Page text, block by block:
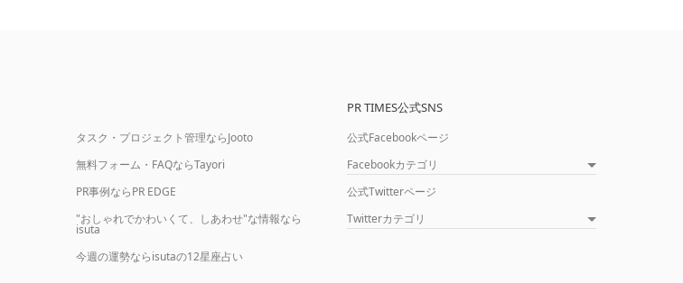
タスク・プロジェクト管理ならJooto
無料フォーム・FAQならTayori
PR事例ならPR EDGE
"おしゃれでかわいくて、しあわせ"な情報なら
isuta
今週の運勢ならisutaの12星座占い
PR TIMES公式SNS
公式Facebookページ
Facebookカテゴリ
公式Twitterページ
Twitterカテゴリ